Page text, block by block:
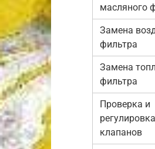
масляного
Замена
фильтра
Замена
фильтра
Проверка и
регулировка
клапанов